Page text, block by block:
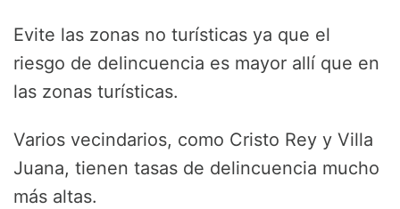
Evite las zonas no turísticas ya que el
riesgo de delincuencia es mayor allí que en
las zonas turísticas.
Varios vecindarios, como Cristo Rey y Villa
Juana, tienen tasas de delincuencia mucho
más altas.